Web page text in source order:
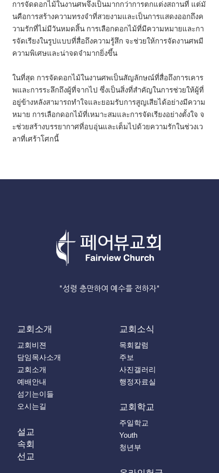
การจัดดอกไม้ในงานศพจึงเป็นมากกว่าการตกแต่งสถานที่ แต่มั
นคือการสร้างความทรงจำที่สวยงามและเป็นการแสดงออกถึงค
วามรักที่ไม่มีวันหมดสิ้น การเลือกดอกไม้ที่มีความหมายและกา
รจัดเรียงในรูปแบบที่สื่อถึงความรู้สึก จะช่วยให้การจัดงานศพมี
ความพิเศษและน่าจดจำมากยิ่งขึ้น
ในที่สุด การจัดดอกไม้ในงานศพเป็นสัญลักษณ์ที่สื่อถึงการเคาร
พและการระลึกถึงผู้ที่จากไป ซึ่งเป็นสิ่งที่สำคัญในการช่วยให้ผู้ที่
อยู่ข้างหลังสามารถทำใจและยอมรับการสูญเสียได้อย่างมีความ
หมาย การเลือกดอกไม้ที่เหมาะสมและการจัดเรียงอย่างตั้งใจ จ
ะช่วยสร้างบรรยากาศที่อบอุ่นและเต็มไปด้วยความรักในช่วงเว
ลาที่เศร้าโศกนี้
"성령 충만하여 예수를 전하자"
교회소개
교회비젼
담임목사소개
교회소개
예배안내
섬기는이들
오시는길
설교
속회
선교
교회소식
목회칼럼
주보
사진갤러리
행정자료실
교회학교
주일학교
Youth
청년부